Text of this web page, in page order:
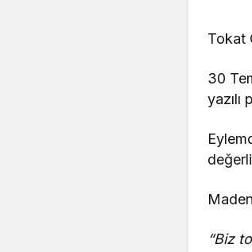
Tokat
30
yazılı
“Biz